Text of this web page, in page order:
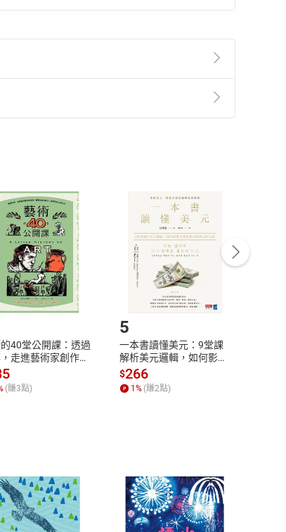
條第5款之規定，「非以有形媒介提供之數位
介提供之數位內容，消費者同意若訂購後
瀏覽訂單明細」
「申請取消訂單/ 退
付款方式
Payment
完成訂單
Complete
載書籍後看書
40堂公開課：透過
走進藝術家創作現
藝術如何誕生、如
人類生活【電子
(賺3點)
5
一本書讀懂美元：9堂課
解析美元邏輯，如何影響
全球經濟和每個人的投資
【電子書】
$266
1% (賺2點)